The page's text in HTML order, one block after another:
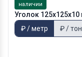
наличии
Уголок
₽ / метр
₽ /